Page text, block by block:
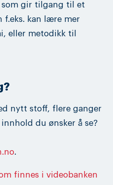
gir tilgang til et
f.eks. kan lære mer
eller metodikk til
nytt stoff, flere ganger
du ønsker å se?
.